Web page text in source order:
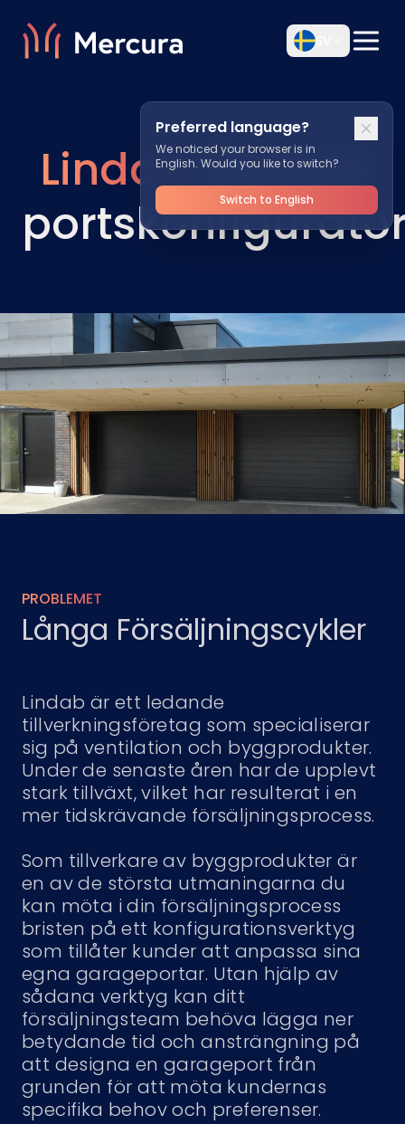
Preferred language?
We noticed your browser is in
English. Would you like to switch?
Switch to English
LindabGarage
PROBLEMET
Långa Försäljningscykler
Lindab är ett ledande
tillverkningsföretag som specialiserar
sig på ventilation och byggprodukter.
Under de senaste åren har de upplevt
stark tillväxt, vilket har resulterat i en
mer tidskrävande försäljningsprocess.
Som tillverkare av byggprodukter är
en av de största utmaningarna du
kan möta i din försäljningsprocess
bristen på ett konfigurationsverktyg
som tillåter kunder att anpassa sina
egna garageportar. Utan hjälp av
sådana verktyg kan ditt
försäljningsteam behöva lägga ner
betydande tid och ansträngning på
att designa en garageport från
grunden för att möta kundernas
specifika behov och preferenser.